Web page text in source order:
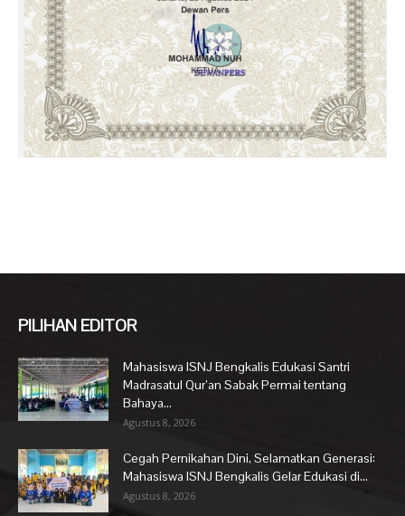
PILIHAN EDITOR
Mahasiswa ISNJ Bengkalis Edukasi Santri
Madrasatul Qur’an Sabak Permai tentang
Bahaya...
Agustus 8, 2026
Cegah Pernikahan Dini, Selamatkan Generasi:
Mahasiswa ISNJ Bengkalis Gelar Edukasi di...
Agustus 8, 2026